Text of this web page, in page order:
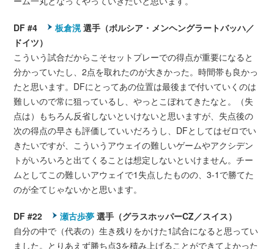
DF #4 板倉滉選手（ボルシア・メンヘングラートバッハ／
ドイツ）
こういう試合だからこそセットプレーでの得点が重要になると
分かっていたし、2点を取れたのが大きかった。時間帯も良かっ
たと思います。DFにとってあの位置は最後まで付いていくのは
難しいので常に狙っているし、やっとこぼれてきたなと。（失
点は）もちろん反省しないといけないと思いますが、失点後の
次の得点の早さも評価していいだろうし、DFとしてはゼロでい
きたいですが、こういうアウェイの難しいゲームやアクシデン
トがいろいろと出てくることは想定しないといけません。チー
ムとしてこの難しいアウェイで1失点したものの、3-1で勝てた
のが全てじゃないかと思います。
DF #22 瀬古歩夢 選手（グラスホッパーCZ／スイス）
自分の中で（代表の）生き残りをかけた1試合になると思ってい
ました。とりあえず勝ち点3を積み上げることができてよかった